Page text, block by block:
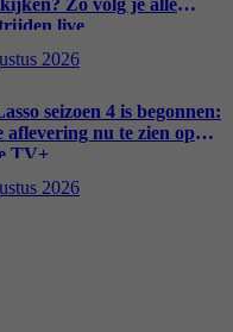
Zo volg je alle
live
2026
seizoen 4 is begonnen:
aflevering nu te zien op
TV+
2026